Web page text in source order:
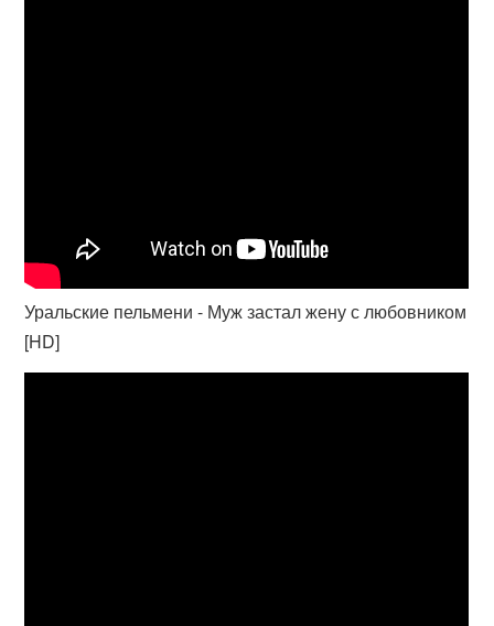
Уральские пельмени - Муж застал жену с любовником
[HD]